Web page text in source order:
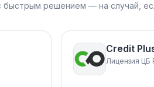
быстрым решением — на случай,
Credit
Лицензия ЦБ